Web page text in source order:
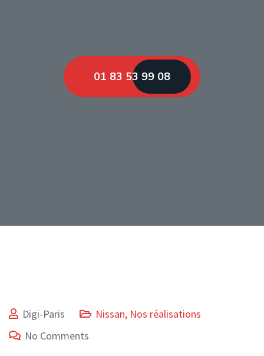
01 83 53 99 08
Digi-Paris Nissan, Nos réalisations
No Comments